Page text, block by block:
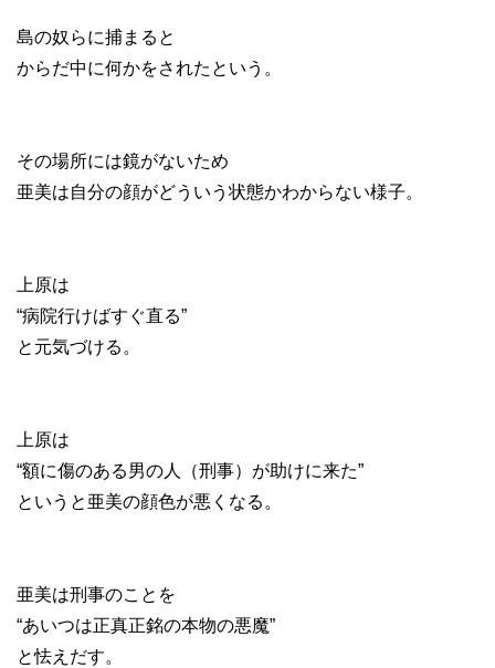
島の奴らに捕まると
からだ中に何かをされたという。
その場所には鏡がないため
亜美は自分の顔がどういう状態かわからない様子。
上原は
“病院行けばすぐ直る”
と元気づける。
上原は
“額に傷のある男の人（刑事）が助けに来た”
というと亜美の顔色が悪くなる。
亜美は刑事のことを
“あいつは正真正銘の本物の悪魔”
と怯えだす。